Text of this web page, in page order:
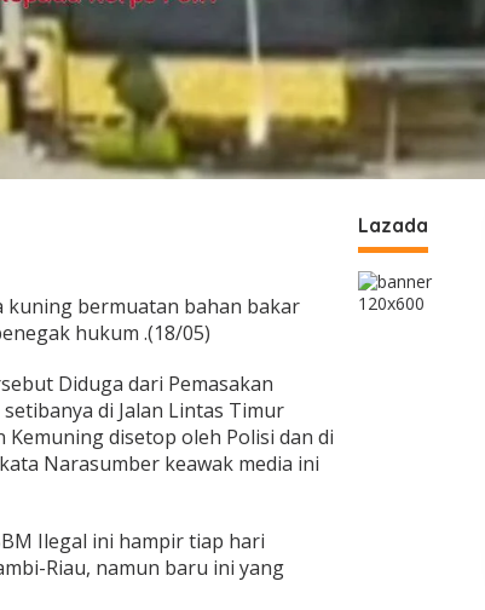
bermuatan bahan bakar
hukum .(18/05)
Diduga dari Pemasakan
di Jalan Lintas Timur
Kemuning disetop oleh Polisi dan di
Narasumber keawak media ini
Ilegal ini hampir tiap hari
Riau, namun baru ini yang
Lazada